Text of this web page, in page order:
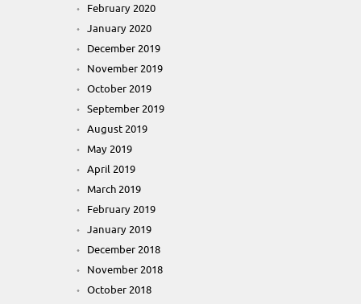
February 2020
January 2020
December 2019
November 2019
October 2019
September 2019
August 2019
May 2019
April 2019
March 2019
February 2019
January 2019
December 2018
November 2018
October 2018